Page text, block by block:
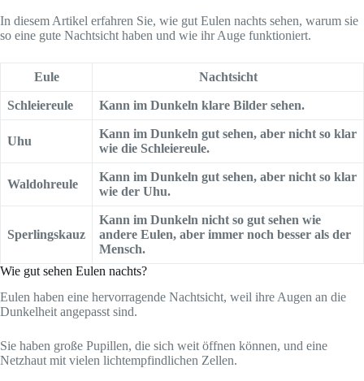
In diesem Artikel erfahren Sie, wie gut Eulen nachts sehen, warum sie
so eine gute Nachtsicht haben und wie ihr Auge funktioniert.
Eule Nachtsicht
Schleiereule Kann im Dunkeln klare Bilder sehen.
Uhu
Kann im Dunkeln gut sehen, aber nicht so klar
wie die Schleiereule.
Waldohreule
Kann im Dunkeln gut sehen, aber nicht so klar
wie der Uhu.
Sperlingskauz
Kann im Dunkeln nicht so gut sehen wie
andere Eulen, aber immer noch besser als der
Mensch.
Wie gut sehen Eulen nachts?
Eulen haben eine hervorragende Nachtsicht, weil ihre Augen an die
Dunkelheit angepasst sind.
Sie haben große Pupillen, die sich weit öffnen können, und eine
Netzhaut mit vielen lichtempfindlichen Zellen.